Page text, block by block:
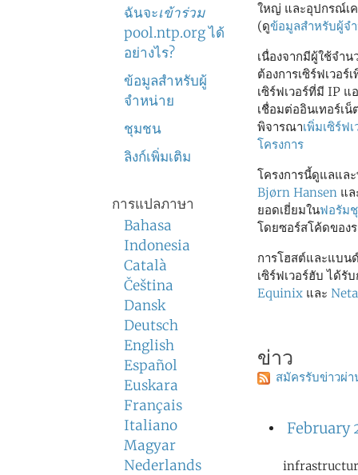
ฉันจะเข้าร่วม
pool.ntp.org ได้
อย่างไร?
ข้อมูลสำหรับผู้
จำหน่าย
ชุมชน
ลิงก์เพิ่มเติม
การแปลภาษา
Bahasa
Indonesia
Català
Čeština
Dansk
Deutsch
English
Español
Euskara
Français
Italiano
Magyar
Nederlands
ใหญ่ และอุปกรณ์เ
(ดูข้อมูลสำหรับผู้จ
เนื่องจากมีผู้ใช้จำน
ต้องการเซิร์ฟเวอ
เซิร์ฟเวอร์ที่มี IP แ
เชื่อมต่ออินเทอร์เ
พิจารณาเพิ่มเซิร์ฟ
โครงการ
โครงการนี้ดูแลแ
Bjørn Hansen แ
ยอดเยี่ยมในฟอรัม
โดยซอร์สโค้ดของ
การโฮสต์และแบน
เซิร์ฟเวอร์ฮับ ได้รั
Equinix และ
ข่าว
สมัครรับข่าวผ่
February